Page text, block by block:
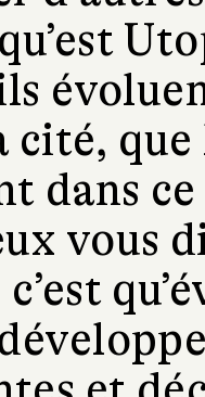
cité,
dans
vous